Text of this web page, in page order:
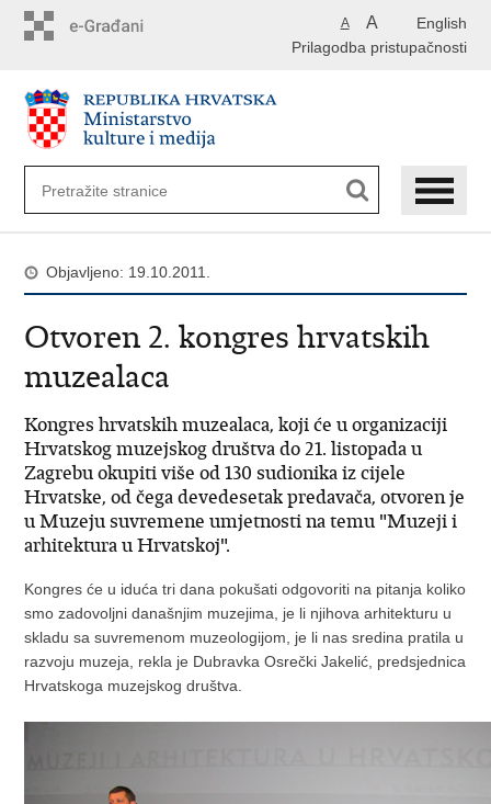
English
A A
Prilagodba pristupačnosti
Objavljeno: 19.10.2011.
Otvoren 2. kongres hrvatskih
muzealaca
Kongres hrvatskih muzealaca, koji će u organizaciji
Hrvatskog muzejskog društva do 21. listopada u
Zagrebu okupiti više od 130 sudionika iz cijele
Hrvatske, od čega devedesetak predavača, otvoren je
u Muzeju suvremene umjetnosti na temu "Muzeji i
arhitektura u Hrvatskoj".
Kongres će u iduća tri dana pokušati odgovoriti na pitanja koliko
smo zadovoljni današnjim muzejima, je li njihova arhitekturu u
skladu sa suvremenom muzeologijom, je li nas sredina pratila u
razvoju muzeja, rekla je Dubravka Osrečki Jakelić, predsjednica
Hrvatskoga muzejskog društva.